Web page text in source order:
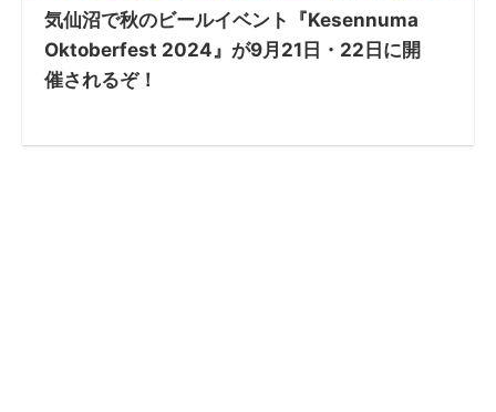
気仙沼で秋のビールイベント『Kesennuma
Oktoberfest 2024』が9月21日・22日に開
催されるぞ！